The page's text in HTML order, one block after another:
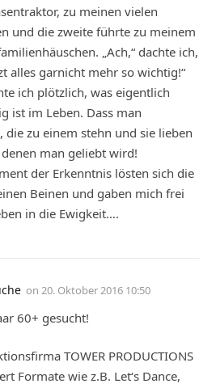
zu meinen vielen
und die zweite führte zu meinem
„Ach,“ dachte ich,
alles garnicht mehr so wichtig!“
ich plötzlich, was eigentlich
ist im Leben. Dass man
die zu einem stehn und sie lieben
man geliebt wird!
der Erkenntnis lösten sich die
Beinen und gaben mich frei
in die Ewigkeit….
on 20. Oktober 2016 10:50
60+ gesucht!
TOWER PRODUCTIONS
Formate wie z.B. Let‘s Dance,